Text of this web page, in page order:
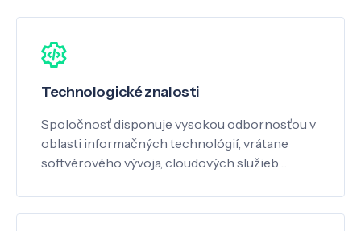
Technologické znalosti
Spoločnosť disponuje vysokou odbornosťou v
oblasti informačných technológií, vrátane
softvérového vývoja, cloudových služieb ...